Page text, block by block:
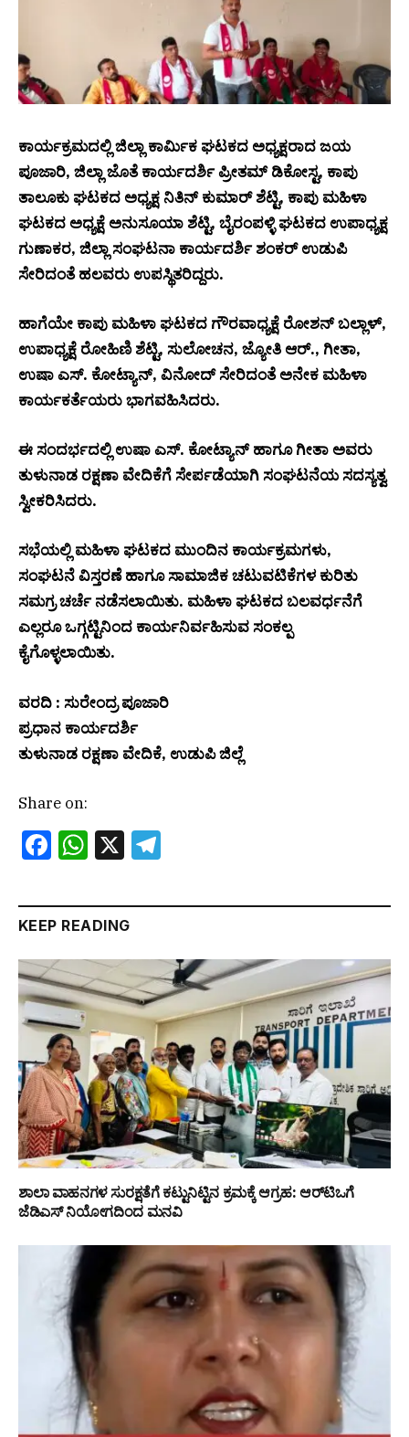
ಕಾರ್ಯಕ್ರಮದಲ್ಲಿ ಜಿಲ್ಲಾ ಕಾರ್ಮಿಕ ಘಟಕದ ಅಧ್ಯಕ್ಷರಾದ ಜಯ
ಪೂಜಾರಿ, ಜಿಲ್ಲಾ ಜೊತೆ ಕಾರ್ಯದರ್ಶಿ ಪ್ರೀತಮ್ ಡಿಕೋಸ್ಟ, ಕಾಪು
ತಾಲೂಕು ಘಟಕದ ಅಧ್ಯಕ್ಷ ನಿತಿನ್ ಕುಮಾರ್ ಶೆಟ್ಟಿ, ಕಾಪು ಮಹಿಳಾ
ಘಟಕದ ಅಧ್ಯಕ್ಷೆ ಅನುಸೂಯಾ ಶೆಟ್ಟಿ, ಬೈರಂಪಳ್ಳಿ ಘಟಕದ ಉಪಾಧ್ಯಕ್ಷ
ಗುಣಾಕರ, ಜಿಲ್ಲಾ ಸಂಘಟನಾ ಕಾರ್ಯದರ್ಶಿ ಶಂಕರ್ ಉಡುಪಿ
ಸೇರಿದಂತೆ ಹಲವರು ಉಪಸ್ಥಿತರಿದ್ದರು.
ಹಾಗೆಯೇ ಕಾಪು ಮಹಿಳಾ ಘಟಕದ ಗೌರವಾಧ್ಯಕ್ಷೆ ರೋಶನ್ ಬಲ್ಲಾಳ್,
ಉಪಾಧ್ಯಕ್ಷೆ ರೋಹಿಣಿ ಶೆಟ್ಟಿ, ಸುಲೋಚನ, ಜ್ಯೋತಿ ಆರ್., ಗೀತಾ,
ಉಷಾ ಎಸ್. ಕೋಟ್ಯಾನ್, ವಿನೋದ್ ಸೇರಿದಂತೆ ಅನೇಕ ಮಹಿಳಾ
ಕಾರ್ಯಕರ್ತೆಯರು ಭಾಗವಹಿಸಿದರು.
ಈ ಸಂದರ್ಭದಲ್ಲಿ ಉಷಾ ಎಸ್. ಕೋಟ್ಯಾನ್ ಹಾಗೂ ಗೀತಾ ಅವರು
ತುಳುನಾಡ ರಕ್ಷಣಾ ವೇದಿಕೆಗೆ ಸೇರ್ಪಡೆಯಾಗಿ ಸಂಘಟನೆಯ ಸದಸ್ಯತ್ವ
ಸ್ವೀಕರಿಸಿದರು.
ಸಭೆಯಲ್ಲಿ ಮಹಿಳಾ ಘಟಕದ ಮುಂದಿನ ಕಾರ್ಯಕ್ರಮಗಳು,
ಸಂಘಟನೆ ವಿಸ್ತರಣೆ ಹಾಗೂ ಸಾಮಾಜಿಕ ಚಟುವಟಿಕೆಗಳ ಕುರಿತು
ಸಮಗ್ರ ಚರ್ಚೆ ನಡೆಸಲಾಯಿತು. ಮಹಿಳಾ ಘಟಕದ ಬಲವರ್ಧನೆಗೆ
ಎಲ್ಲರೂ ಒಗ್ಗಟ್ಟಿನಿಂದ ಕಾರ್ಯನಿರ್ವಹಿಸುವ ಸಂಕಲ್ಪ
ಕೈಗೊಳ್ಳಲಾಯಿತು.
ವರದಿ : ಸುರೇಂದ್ರ ಪೂಜಾರಿ
ಪ್ರಧಾನ ಕಾರ್ಯದರ್ಶಿ
ತುಳುನಾಡ ರಕ್ಷಣಾ ವೇದಿಕೆ, ಉಡುಪಿ ಜಿಲ್ಲೆ
Share on:
Facebook
WhatsApp
X
KEEP READING
ಶಾಲಾ ವಾಹನಗಳ ಸುರಕ್ಷತೆಗೆ ಕಟ್ಟುನಿಟ್ಟಿನ ಕ್ರಮಕ್ಕೆ ಆಗ್ರಹ: ಆರ್‌ಟಿಒಗೆ
ಜೆಡಿಎಸ್ ನಿಯೋಗದಿಂದ ಮನವಿ